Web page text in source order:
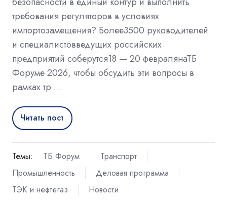
требования регуляторов в условиях
импортозамещения? Более3500 руководителей
и специалистовведущих российских
предприятий соберутся18 — 20 февралянаТБ
Форуме 2026, чтобы обсудить эти вопросы в
рамках тр …
Читать пост
Темы: ТБ Форум
Транспорт
Промышленность
Деловая программа
ТЭК и нефтегаз
Новости